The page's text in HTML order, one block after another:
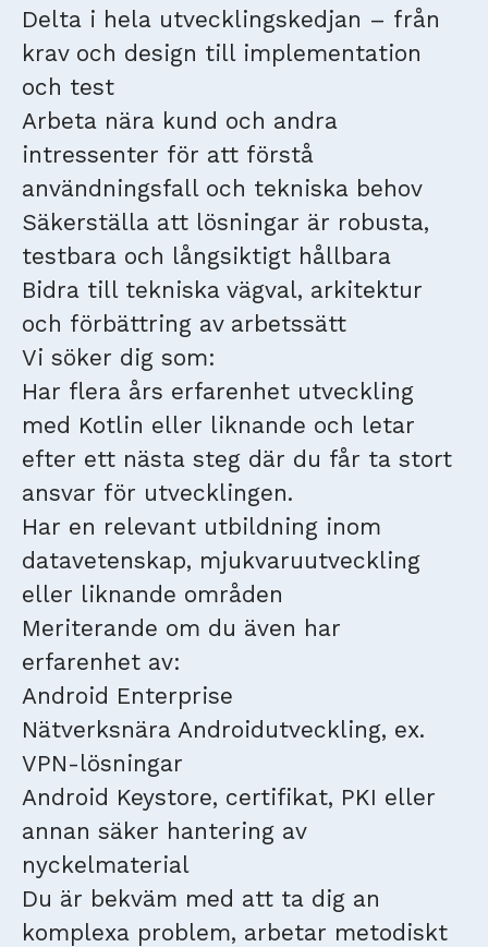
Delta i hela utvecklingskedjan – från
krav och design till implementation
och test
Arbeta nära kund och andra
intressenter för att förstå
användningsfall och tekniska behov
Säkerställa att lösningar är robusta,
testbara och långsiktigt hållbara
Bidra till tekniska vägval, arkitektur
och förbättring av arbetssätt
Vi söker dig som:
Har flera års erfarenhet utveckling
med Kotlin eller liknande och letar
efter ett nästa steg där du får ta stort
ansvar för utvecklingen.
Har en relevant utbildning inom
datavetenskap, mjukvaruutveckling
eller liknande områden
Meriterande om du även har
erfarenhet av:
Android Enterprise
Nätverksnära Androidutveckling, ex.
VPN-lösningar
Android Keystore, certifikat, PKI eller
annan säker hantering av
nyckelmaterial
Du är bekväm med att ta dig an
komplexa problem, arbetar metodiskt